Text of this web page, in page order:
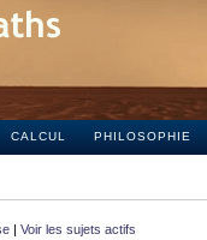
CALCUL PHILOSOPHIE
| Voir les sujets actifs